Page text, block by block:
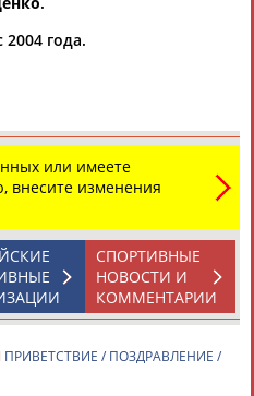
АБДИКАРИМОВА
года.
или имеете
изменения
СПОРТИВНЫЕ
НОВОСТИ И
КОММЕНТАРИИ
ПРИВЕТСТВИЕ / ПОЗДРАВЛЕНИЕ /